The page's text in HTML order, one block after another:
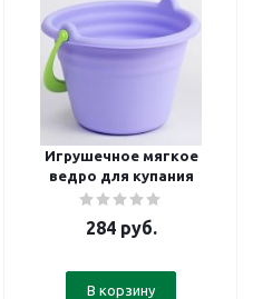
Игрушечное мягкое
ведро для купания
284руб.
В корзину